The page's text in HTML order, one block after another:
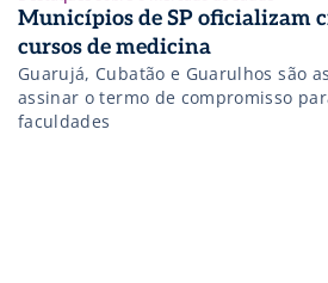
Municípios de SP oficializam
cursos de medicina
Guarujá, Cubatão e Guarulhos são
assinar o termo de compromisso
faculdades